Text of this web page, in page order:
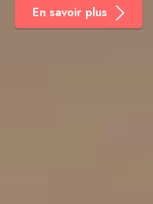
En savoir plus